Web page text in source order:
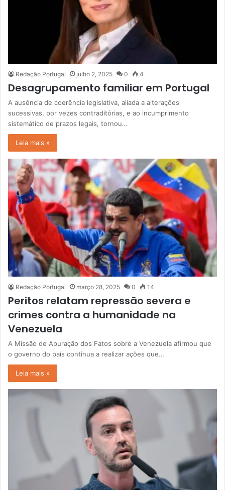
Redação Portugal julho 2, 2025 0 4
Desagrupamento familiar em Portugal
A ausência de coerência legislativa, aliada a alterações
sucessivas, por vezes contraditórias, e ao incumprimento
sistemático de prazos legais, tornou…
Leia mais »
Redação Portugal março 28, 2025 0 14
Peritos relatam repressão severa e
crimes contra a humanidade na
Venezuela
A Missão de Apuração dos Fatos sobre a Venezuela afirmou que
o governo do país continua a realizar ações que…
Leia mais »